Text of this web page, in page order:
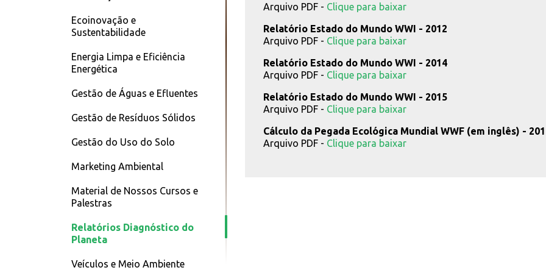
Ecoinovação e
Sustentabilidade
Energia Limpa e Eficiência
Energética
Gestão de Águas e Efluentes
Gestão de Resíduos Sólidos
Gestão do Uso do Solo
Marketing Ambiental
Material de Nossos Cursos e
Palestras
Relatórios Diagnóstico do
Planeta
Veículos e Meio Ambiente
Arquivo PDF - Clique para baixar
Relatório Estado do Mundo WWI - 2012
Arquivo PDF - Clique para baixar
Relatório Estado do Mundo WWI - 2014
Arquivo PDF - Clique para baixar
Relatório Estado do Mundo WWI - 2015
Arquivo PDF - Clique para baixar
Cálculo da Pegada Ecológica Mundial WWF (em inglês) -
Arquivo PDF - Clique para baixar